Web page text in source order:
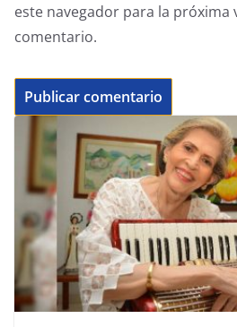
este navegador para la próxima
comentario.